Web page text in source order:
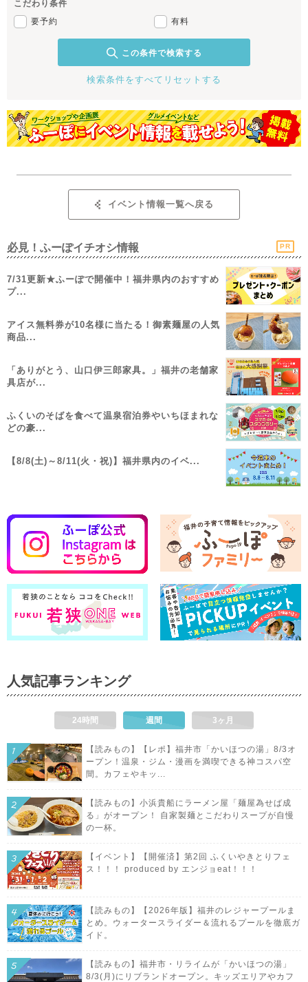
こだわり条件
要予約
有料
この条件で検索する
検索条件をすべてリセットする
イベント情報一覧へ戻る
必見！ふーぽイチオシ情報 PR
7/31更新★ふーぽで開催中！福井県内のおすすめ
プ...
アイス無料券が10名様に当たる！御素麺屋の人気
商品...
「ありがとう、山口伊三郎家具。」福井の老舗家
具店が...
ふくいのそばを食べて温泉宿泊券やいちほまれな
どの豪...
【8/8(土)～8/11(火・祝)】福井県内のイベ...
人気記事ランキング
24時間 週間 3ヶ月
【読みもの】【レポ】福井市「かいほつの湯」8/3オ
ープン！温泉・ジム・漫画を満喫できる神コスパ空
間。カフェやキッ...
【読みもの】小浜貴船にラーメン屋「麺屋為せば成
る」がオープン！ 自家製麺とこだわりスープが自慢
の一杯。
【イベント】【開催済】第2回 ふくいやきとりフェ
ス！！！ produced by エンジョeat！！！
【読みもの】【2026年版】福井のレジャープールま
とめ。ウォータースライダー＆流れるプールを徹底ガ
イド。
【読みもの】福井市・リライムが「かいほつの湯」
8/3(月)にリブランドオープン。キッズエリアやカフ